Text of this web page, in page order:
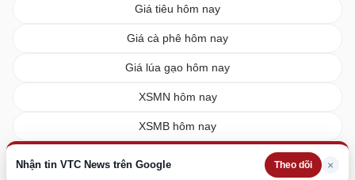
Nhận tin VTC News trên Google Theo dõi ×
Giá tiêu hôm nay
Giá cà phê hôm nay
Giá lúa gạo hôm nay
XSMN hôm nay
XSMB hôm nay